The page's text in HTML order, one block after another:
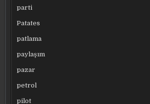
parti
Patates
patlama
paylaşım
pazar
petrol
pilot